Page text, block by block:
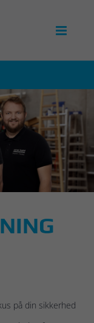

på din sikkerhed